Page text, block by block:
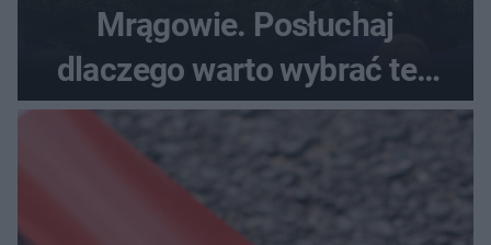
Mrągowie. Posłuchaj
dlaczego warto wybrać ten
kierunek na urlop!